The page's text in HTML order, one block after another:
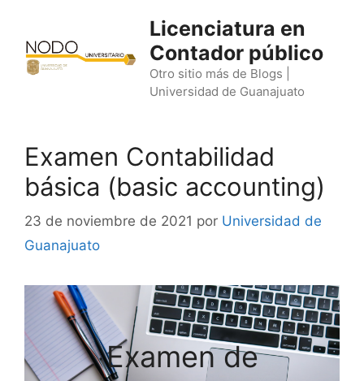
contenido
Licenciatura en
Contador público
Otro sitio más de Blogs |
Universidad de Guanajuato
Examen Contabilidad
básica (basic accounting)
23 de noviembre de 2021 por Universidad de
Guanajuato
Examen de